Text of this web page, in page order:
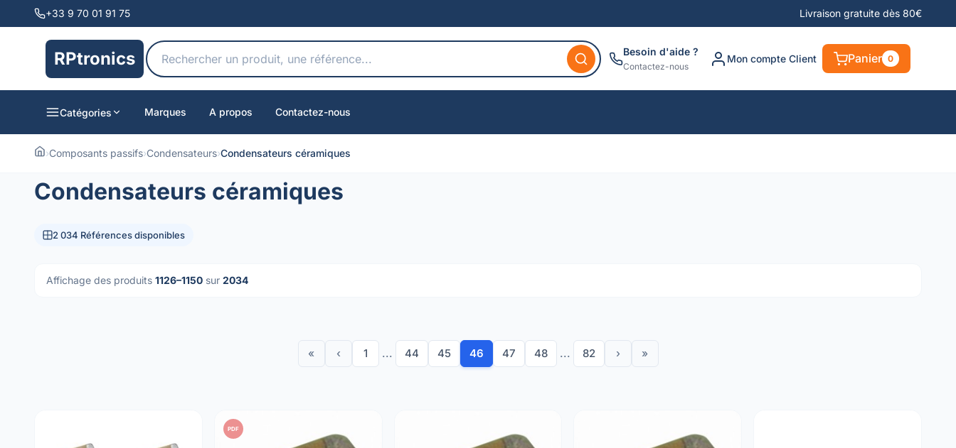
+33 9 70 01 91 75 Livraison gratuite dès 80€
RPtronics Besoin d'aide ?
Contactez-nous
Mon compte Client Panier 0
Catégories Marques A propos Contactez-nous
›Composants passifs›Condensateurs›Condensateurs céramiques
Condensateurs céramiques
2 034 Références disponibles
Affichage des produits 1126–1150 sur 2034
« ‹ 1 ... 44 45 46 47 48 ... 82 › »
PDF